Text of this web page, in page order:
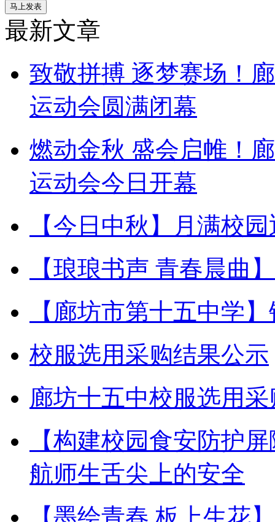
最新文章
致敬拼搏 逐梦赛场！
运动会圆满闭幕
燃动金秋 盛会启帷！
运动会今日开幕
【今日中秋】月满校
【琅琅书声 青春晨曲
【廊坊市第十五中学
校服选用采购结果公示
廊坊十五中校服选用
【构建校园食安防护
航师生舌尖上的安全
【墨绘青春 板上生花